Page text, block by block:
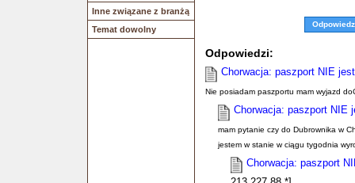
Inne związane z branżą
Temat dowolny
Odpowiedz
Odpowiedzi:
Chorwacja: paszport NIE
Nie posiadam paszportu mam wyjazd
Chorwacja: paszport NIE
mam pytanie czy do Dubrownika w
jestem w stanie w ciągu tygodnia
Chorwacja: paszport